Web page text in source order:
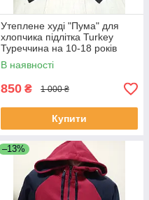
Утеплене худі "Пума" для
хлопчика підлітка Turkey
Туреччина на 10-18 років
В наявності
850 ₴ 1 000 ₴
Купити
–13%